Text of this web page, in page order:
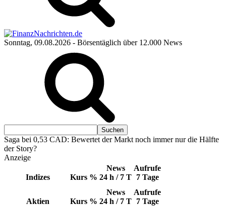
Sonntag, 09.08.2026 - Börsentäglich über 12.000 News
Saga bei 0,53 CAD: Bewertet der Markt noch immer nur die Hälfte
der Story?
Anzeige
Indizes Kurs %
News
24 h / 7 T
Aufrufe
7 Tage
Aktien Kurs %
News
24 h / 7 T
Aufrufe
7 Tage